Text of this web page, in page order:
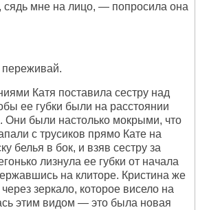
мне на лицо, — попросила она
Катя поставила сестру над
ее губки были на расстоянии
Они были настолько мокрыми, что
с трусиков прямо Кате на
белья в бок, и взяв сестру за
лизнула ее губки от начала
на клиторе. Кристина же
зеркало, которое висело на
этим видом — это была новая